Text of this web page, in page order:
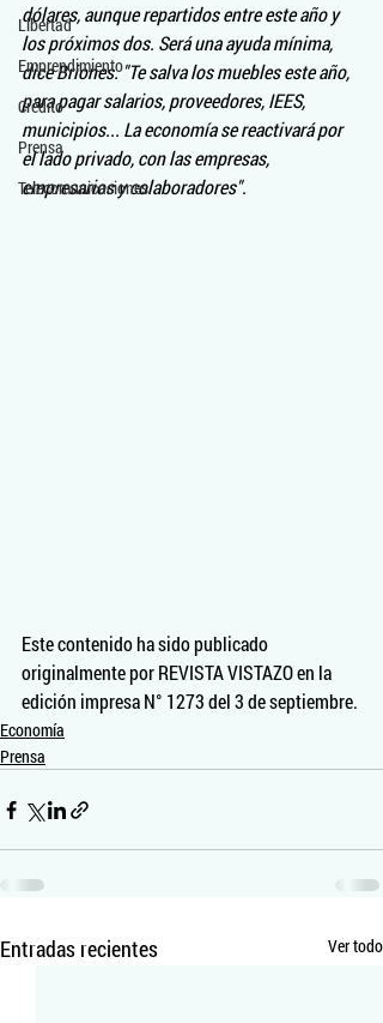
Libertad
Emprendimiento
Crédito
Prensa
Telecomunicaciones
dólares, aunque repartidos entre este año у
los próximos dos. Será una ayuda mínima,
dice Briones. "Te salva los muebles este año,
para pagar salarios, proveedores, IEES,
municipios... La economía se reactivará por
el lado privado, con las empresas,
empresarios y colaboradores".
Este contenido ha sido publicado
originalmente por REVISTA VISTAZO en la
edición impresa N° 1273 del 3 de septiembre.
Economía
Prensa
Entradas recientes Ver todo